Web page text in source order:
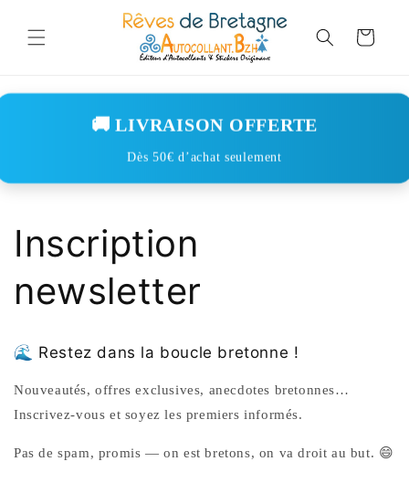
content
Cart
🚚 LIVRAISON OFFERTE
Dès 50€ d’achat seulement
Inscription
newsletter
🌊 Restez dans la boucle bretonne !
Nouveautés, offres exclusives, anecdotes bretonnes…
Inscrivez-vous et soyez les premiers informés.
Pas de spam, promis — on est bretons, on va droit au but. 😄